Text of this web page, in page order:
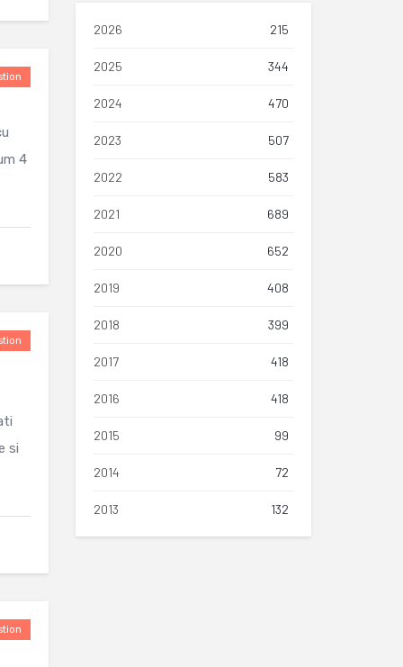
4
si
2026 215
2025 344
2024 470
2023 507
2022 583
2021 689
2020 652
2019 408
2018 399
2017 418
2016 418
2015 99
2014 72
2013 132